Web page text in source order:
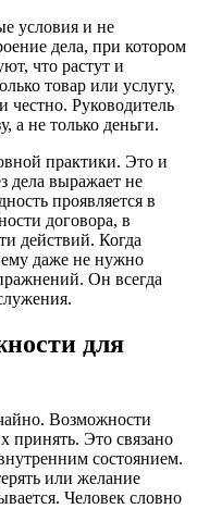
условия и не
дела, при котором
что растут и
товар или услугу,
Руководитель
а не только деньги.
практики. Это и
дела выражает не
проявляется в
договора, в
действий. Когда
ему даже не нужно
Он всегда
для
Возможности
принять. Это связано
состоянием.
или желание
Человек словно